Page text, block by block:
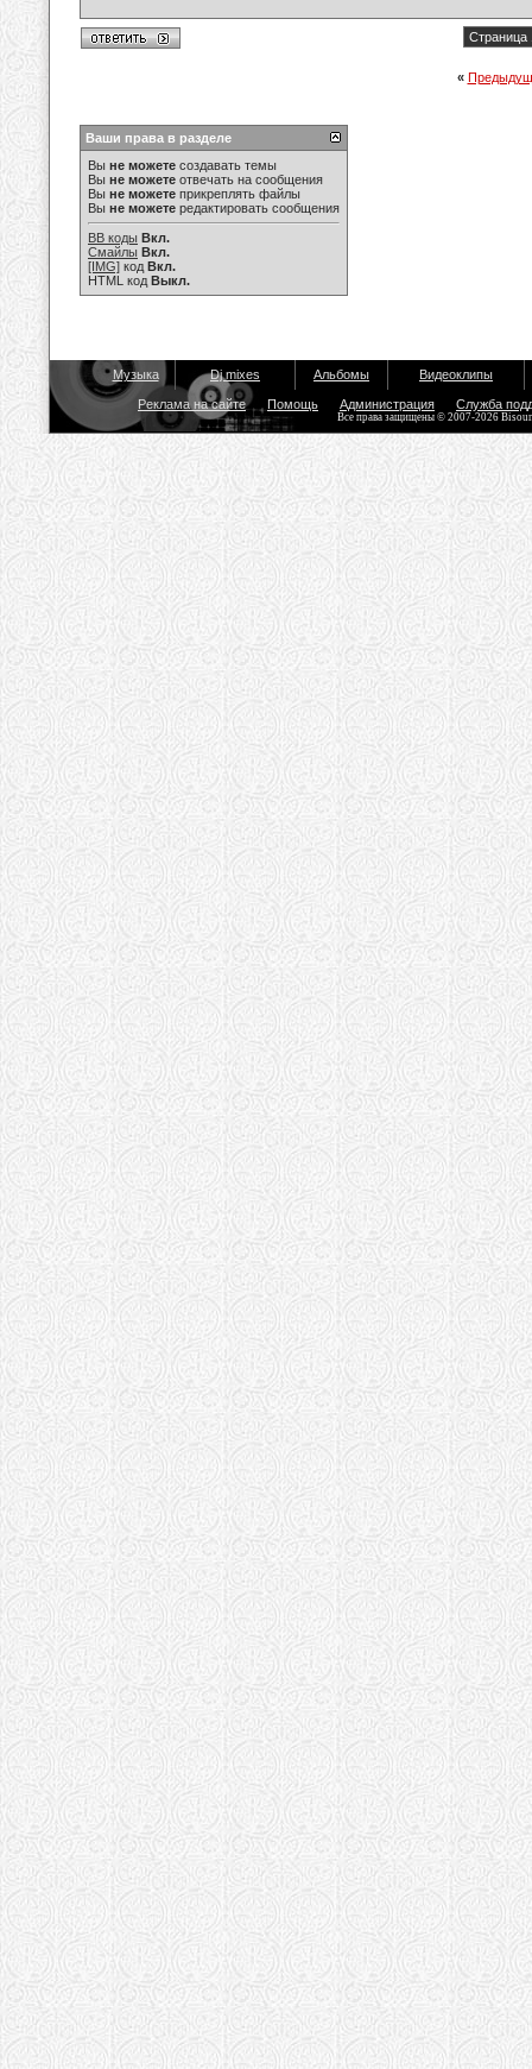
Страница
«
Ваши права в разделе
Вы не можете создавать темы
Вы не можете отвечать на сообщения
Вы не можете прикреплять файлы
Вы не можете редактировать сообщения
BB коды Вкл.
Смайлы Вкл.
[IMG] код Вкл.
HTML код Выкл.
Музыка Dj mixes Альбомы Видеоклипы
Реклама на сайте Помощь Администрация Служба
Все права защищены © 2007-2026